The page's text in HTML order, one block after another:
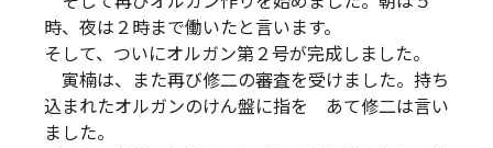
時、夜は２時まで働いたと言います。
そして、ついにオルガン第２号が完成しました。
寅楠は、また再び修二の審査を受けました。持ち
込まれたオルガンのけん盤に指を あて修二は言い
ました。